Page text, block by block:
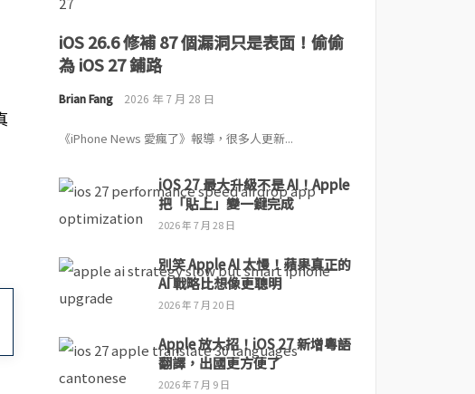
iOS 26.6 修補 87 個漏洞只是表面！偷偷
為 iOS 27 鋪路
Brian Fang 2026 年 7 月 28 日
《iPhone News 愛瘋了》報導，很多人更新...
iOS 27 最大升級不是 AI！Apple
把「貼上」變一鍵完成
2026 年 7 月 28 日
別笑 Apple AI 太慢！蘋果真正的
AI 戰略比想像更聰明
2026 年 7 月 20 日
Apple 放大招！iOS 27 新增粵語
翻譯，出國更方便了
2026 年 7 月 9 日